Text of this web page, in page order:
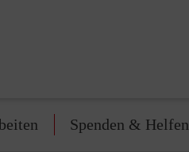
Spenden & Helfen